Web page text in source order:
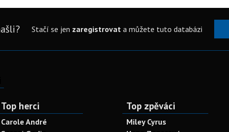
Stačí se jen zaregistrovata můžete tuto databázi
Top herci
Carole André
Top zpěváci
Miley Cyrus